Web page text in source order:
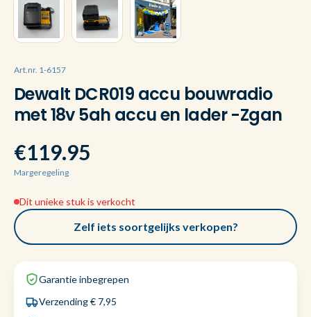
Art.nr. 1-6157
Dewalt DCR019 accu bouwradio
met 18v 5ah accu en lader -Zgan
€119.95
Margeregeling
Dit unieke stuk is verkocht
Zelf iets soortgelijks verkopen?
Garantie inbegrepen
Verzending € 7,95